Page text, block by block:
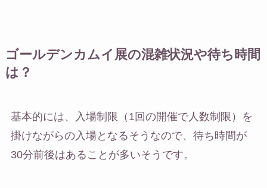
ゴールデンカムイ展の混雑状況や待ち時間
は？
基本的には、入場制限（1回の開催で人数制限）を
掛けながらの入場となるそうなので、待ち時間が
30分前後はあることが多いそうです。